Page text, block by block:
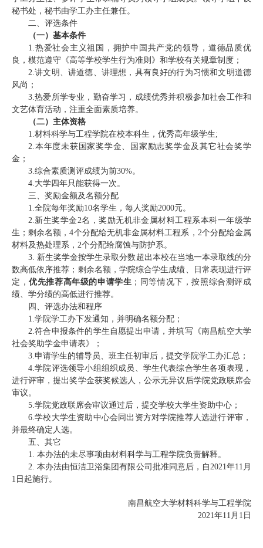
秘书处，秘书由学工办主任兼任。
二、评选条件
（一）基本条件
1.热爱社会主义祖国，拥护中国共产党的领导，道德品质优
良，模范遵守《高等学校学生行为准则》和学校有关规章制度；
2.讲文明、讲道德、讲理想，具有良好的行为习惯和文明道德
风尚；
3.热爱所学专业，勤奋学习，成绩优秀并积极参加社会工作和
文艺体育活动，注重全面素质培养。
（二）主体资格
1.材料科学与工程学院在校本科生 ，优秀高年级学生;
2.本年度未获国家奖学金、国家励志奖学金及其它社会奖学
金；
3.综合素质测评成绩为前30%。
4.大学四年只能获得一次。
三、奖励金额及名额分配
1.全院每年奖励10名学生，每人奖励2000元。
2.新生奖学金2名，奖励无机非金属材料工程系本科一年级学
生；剩余名额，4个分配给无机非金属材料工程系， 2个分配给金属
材料及热处理系， 2个分配给腐蚀与防护系。
3. 新生奖学金按学生录取分数超出本校在当地一本录取线的分
数高低依序推荐；剩余名额，学院综合学生成绩、日常表现进行评
定，优先推荐高年级的申请学生 ；同等情况下，按照综合测评成
绩、学分绩的高低进行推荐。
四、评选办法和程序
1.学院学工办下发通知，并明确名额分配；
2.符合申报条件的学生自愿提出申请，并填写《南昌航空大学
社会奖助学金申请表》；
3.申请学生的辅导员、班主任初审后，提交学院学工办汇总；
4.学院评选领导小组组织成员、学生代表综合学生各项表现，
进行评审，提出奖学金获奖候选人，公示无异议后学院党政联席会
审议。
5.学院党政联席会审议通过后，提交学校大学生资助中心；
6.学校大学生资助中心会同出资方对学院推荐人选进行评审，
并最终确定人选。
五、其它
1. 本办法的未尽事项由材料科学与工程学院负责解释。
2. 本办法由恒洁卫浴集团有限公司批准同意后，自2021年11月
1日起施行。
南昌航空大学材料科学与工程学院
2021年11月1日